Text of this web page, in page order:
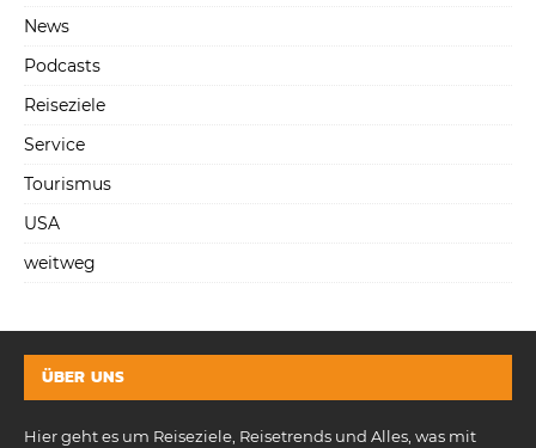
News
Podcasts
Reiseziele
Service
Tourismus
USA
weitweg
ÜBER UNS
Hier geht es um Reiseziele, Reisetrends und Alles, was mit